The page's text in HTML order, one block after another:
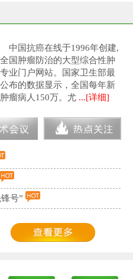
中国抗癌在线于1996年创建,
国肿瘤防治的大型综合性肿
业门户网站。国家卫生部最
布的数据显示，全国每年新
瘤病人150万。尤 ...[详细]
号”